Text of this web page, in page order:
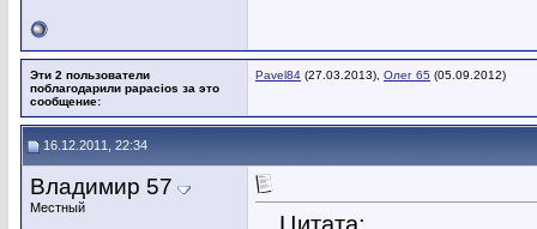
Эти 2 пользователи
поблагодарили papacios за это
сообщение:
Pavel84 (27.03.2013), Олег 65 (05.09.2012)
16.12.2011, 22:34
Владимир 57
Местный